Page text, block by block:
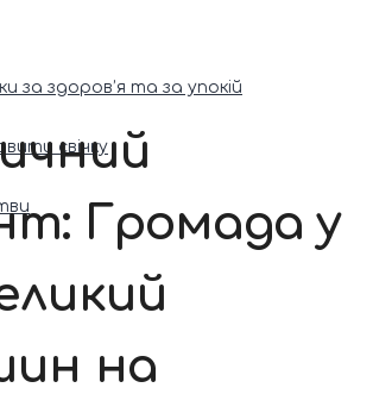
за здоров’я та за упокій
свічку
Громада у
на